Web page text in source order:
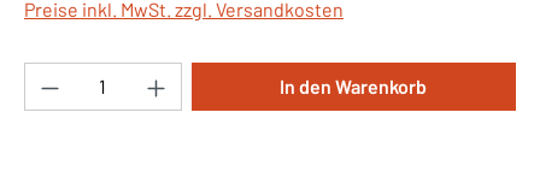
Preise inkl. MwSt. zzgl. Versandkosten
Produkt Anzahl: Gib den gewünschten
In den Warenkorb